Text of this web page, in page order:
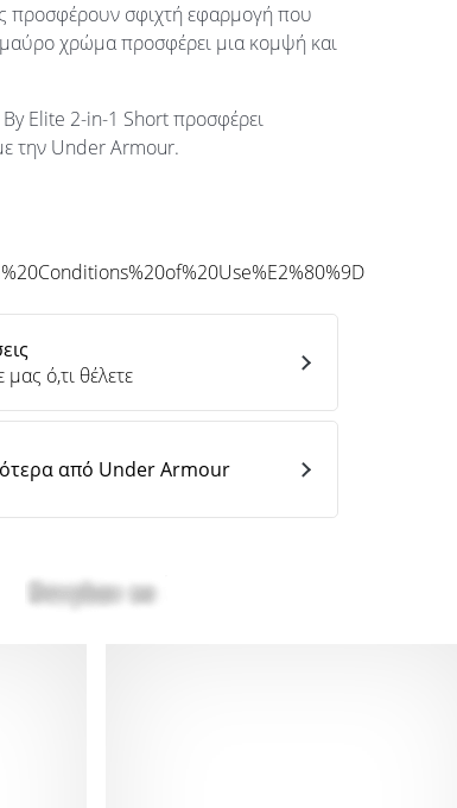
προσφέρουν σφιχτή εφαρμογή που
μαύρο χρώμα προσφέρει μια κομψή και
By Elite 2-in-1 Short προσφέρει
την Under Armour.
ό,τι θέλετε
από Under Armour